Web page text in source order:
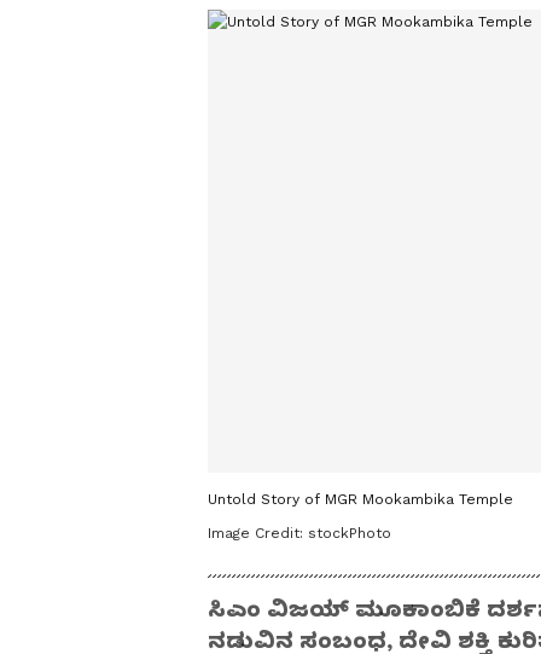
Untold Story of MGR Mookambika Temple
Image Credit: stockPhoto
ಸಿಎಂ ವಿಜಯ್ ಮೂಕಾಂಬಿಕೆ ದರ್ಶನ
ನಡುವಿನ ಸಂಬಂಧ, ದೇವಿ ಶಕ್ತಿ